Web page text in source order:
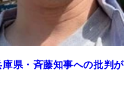
県・斉藤知事への批判が